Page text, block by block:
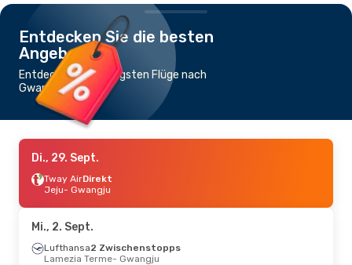
Entdecken Sie die besten
Angebote
Entdecke die günstigsten Flüge nach
Gwangju
Di., 29. Sept.
Tway AirDirekt
Jeju- Gwangju
Mi., 2. Sept.
Lufthansa2 Zwischenstopps
Lamezia Terme- Gwangju